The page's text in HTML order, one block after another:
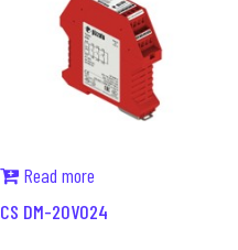
Read more
CS DM-20V024